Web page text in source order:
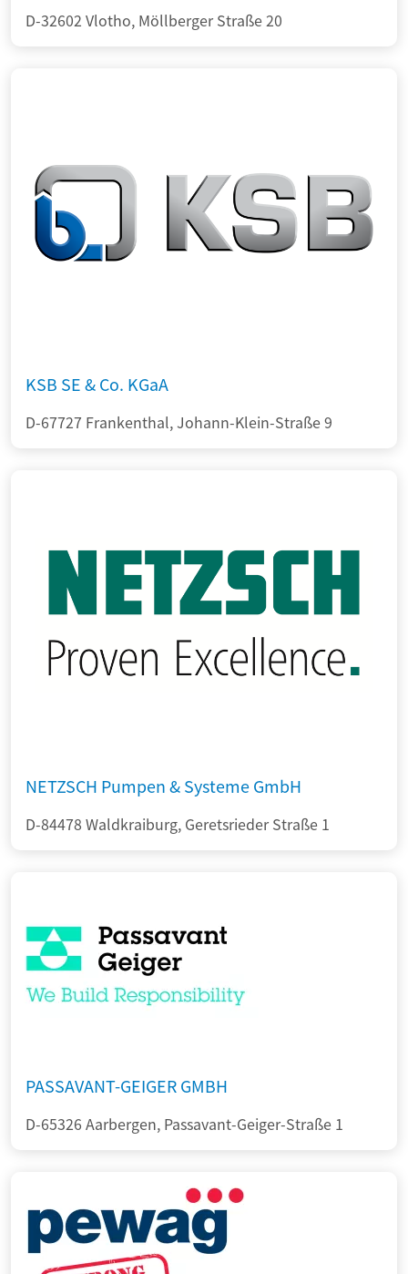
D-32602 Vlotho, Möllberger Straße 20
KSB SE & Co. KGaA
D-67727 Frankenthal, Johann-Klein-Straße 9
NETZSCH Pumpen & Systeme GmbH
D-84478 Waldkraiburg, Geretsrieder Straße 1
PASSAVANT-GEIGER GMBH
D-65326 Aarbergen, Passavant-Geiger-Straße 1